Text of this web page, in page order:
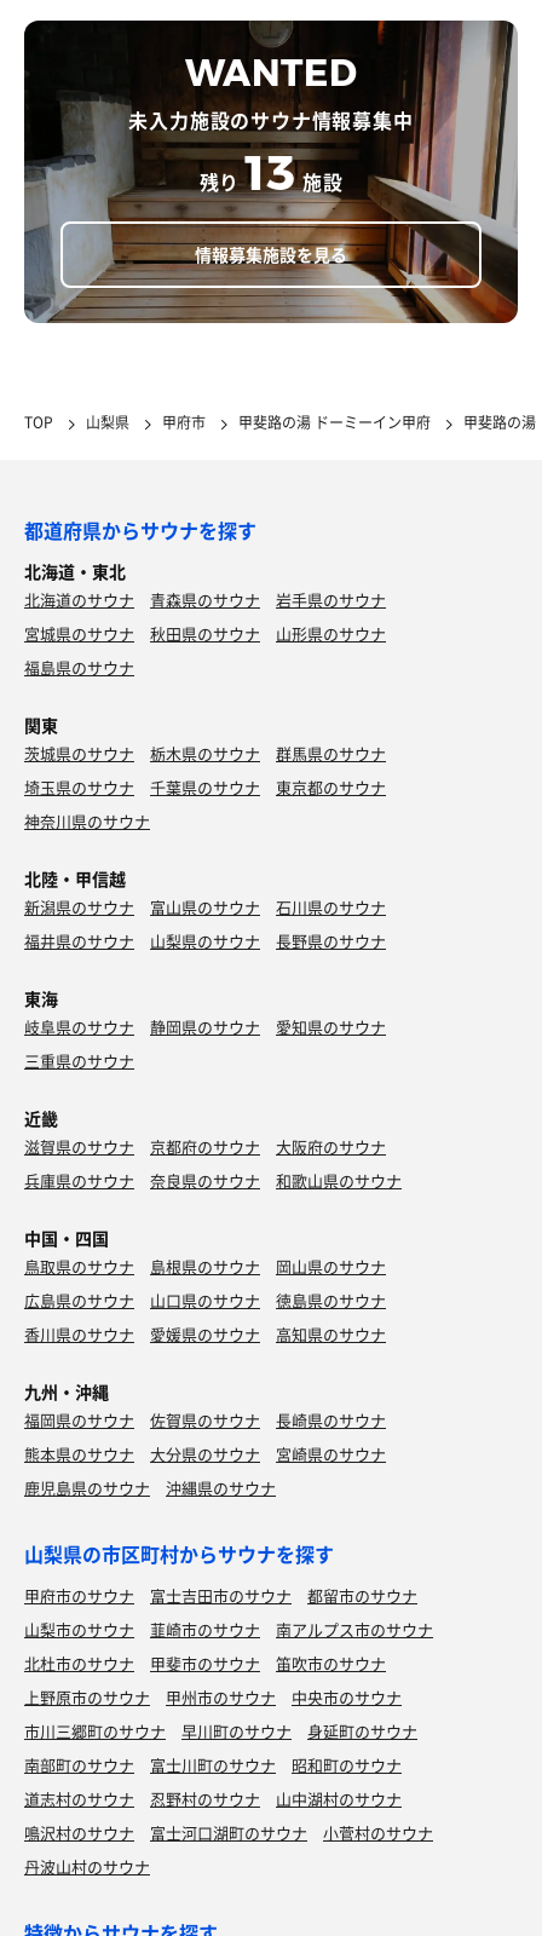
WANTED
未入力施設のサウナ情報募集中
残り 13 施設
情報募集施設を見る
TOP 山梨県 甲府市 甲斐路の湯 ドーミーイン甲府 甲斐路の湯
都道府県からサウナを探す
北海道・東北
北海道のサウナ 青森県のサウナ
岩手県のサウナ
宮城県のサウナ
秋田県のサウナ
山形県のサウナ
福島県のサウナ
関東
茨城県のサウナ 栃木県のサウナ
群馬県のサウナ
埼玉県のサウナ
千葉県のサウナ
東京都のサウナ
神奈川県のサウナ
北陸・甲信越
新潟県のサウナ 富山県のサウナ
石川県のサウナ
福井県のサウナ
山梨県のサウナ 長野県のサウナ
東海
岐阜県のサウナ 静岡県のサウナ
愛知県のサウナ
三重県のサウナ
近畿
滋賀県のサウナ 京都府のサウナ
大阪府のサウナ
兵庫県のサウナ
奈良県のサウナ 和歌山県のサウナ
中国・四国
鳥取県のサウナ 島根県のサウナ
岡山県のサウナ
広島県のサウナ
山口県のサウナ
徳島県のサウナ
香川県のサウナ
愛媛県のサウナ 高知県のサウナ
九州・沖縄
福岡県のサウナ 佐賀県のサウナ
長崎県のサウナ
熊本県のサウナ
大分県のサウナ
宮崎県のサウナ
鹿児島県のサウナ
沖縄県のサウナ
山梨県の市区町村からサウナを探す
甲府市のサウナ 富士吉田市のサウナ
都留市のサウナ
山梨市のサウナ
韮崎市のサウナ
南アルプス市のサウナ
北杜市のサウナ
甲斐市のサウナ
笛吹市のサウナ
上野原市のサウナ
甲州市のサウナ
中央市のサウナ
市川三郷町のサウナ
早川町のサウナ
身延町のサウナ
南部町のサウナ
富士川町のサウナ
昭和町のサウナ
道志村のサウナ
忍野村のサウナ
山中湖村のサウナ
鳴沢村のサウナ
富士河口湖町のサウナ
小菅村のサウナ
丹波山村のサウナ